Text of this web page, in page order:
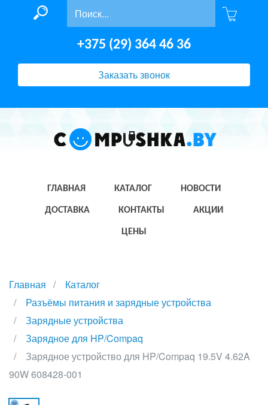
+375 (29) 364 46 36
Заказать звонок
ГЛАВНАЯ КАТАЛОГ НОВОСТИ
ДОСТАВКА КОНТАКТЫ АКЦИИ
ЦЕНЫ
Главная
Каталог
Разъёмы питания и зарядные устройства
Зарядные устройства
Зарядное для HP/Compaq
Зарядное устройство для HP/Compaq 19.5V 4.62A
90W 608428-001